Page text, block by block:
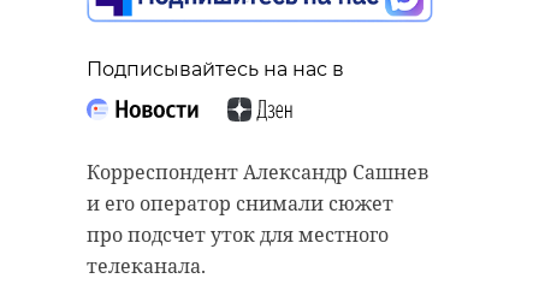
Подписывайтесь на нас в
Корреспондент Александр Сашнев
и его оператор снимали сюжет
про подсчет уток для местного
телеканала.